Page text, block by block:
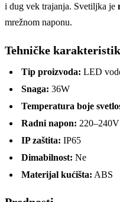
i dug vek trajanja. Svetiljka je
mrežnom naponu.
Tehničke
Tip proizvoda: LED
Snaga: 36W
Temperatura boje
Radni napon: 220–240V
IP zaštita: IP65
Dimabilnost: Ne
Materijal kućišta: ABS